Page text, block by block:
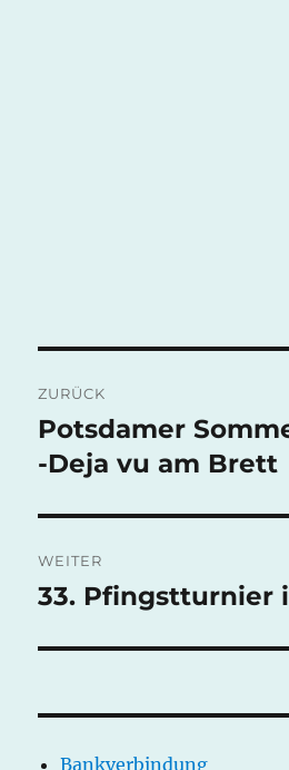
ZURÜCK
Vorheriger
Beitrag:
Potsdamer
-Deja vu am Brett
WEITER
Nächster
33. Pfingstturnier
Bankverbindung